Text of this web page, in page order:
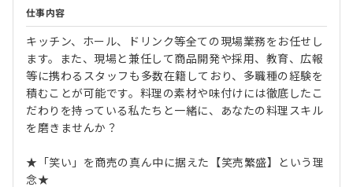
仕事内容
キッチン、ホール、ドリンク等全ての現場業務をお任せし
ます。また、現場と兼任して商品開発や採用、教育、広報
等に携わるスタッフも多数在籍しており、多職種の経験を
積むことが可能です。料理の素材や味付けには徹底したこ
だわりを持っている私たちと一緒に、あなたの料理スキル
を磨きませんか？
★「笑い」を商売の真ん中に据えた【笑売繁盛】という理
念★